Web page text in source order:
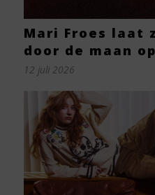
Mari Froes laat
door de maan op
12 juli 2026